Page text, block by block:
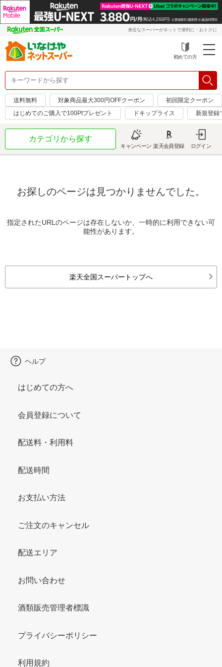
身近なスーパーがネットで便利に・おトクに
初めての方
送料無料 対象商品最大300円OFFクーポン
初回限定クーポン
はじめてのご購入で100Ptプレゼント
ドキップライス 新規登録
カテゴリから探す
キャンペーン 楽天会員登録 ログイン
お探しのページは見つかりませんでした。
指定されたURLのページは存在しないか、一時的に利用できない可
能性があります。
楽天全国スーパートップへ
ヘルプ
はじめての方へ
会員登録について
配送料・利用料
配送時間
お支払い方法
ご注文のキャンセル
配送エリア
お問い合わせ
酒類販売管理者標識
プライバシーポリシー
利用規約